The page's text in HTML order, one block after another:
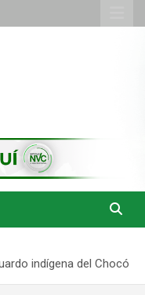
indígena del Chocó